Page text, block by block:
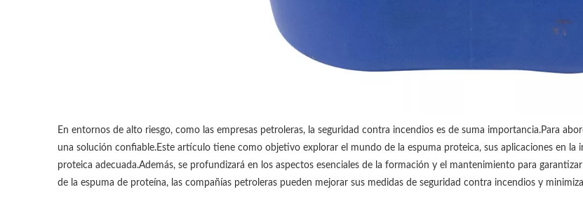
En entornos de alto riesgo, como las empresas petroleras, la seguridad contra incendios es de suma importancia.Para
una solución confiable.Este artículo tiene como objetivo explorar el mundo de la espuma proteica, sus aplicaciones en la
proteica adecuada.Además, se profundizará en los aspectos esenciales de la formación y el mantenimiento para
de la espuma de proteína, las compañías petroleras pueden mejorar sus medidas de seguridad contra incendios y